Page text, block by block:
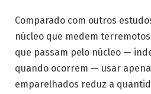
Comparado com outros
núcleo que medem
que passam pelo núcleo —
quando ocorrem — usar
emparelhados reduz a